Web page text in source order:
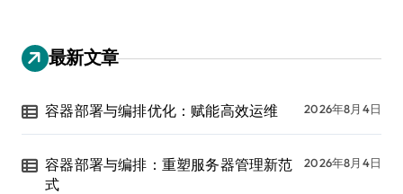
最新文章
容器部署与编排优化：赋能高效运维 2026年8月4日
容器部署与编排：重塑服务器管理新范
式
2026年8月4日